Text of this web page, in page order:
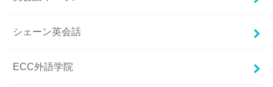
シェーン英会話
ECC外語学院